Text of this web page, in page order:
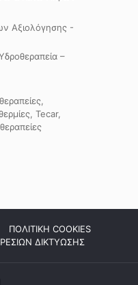
Αξιολόγησης -
–
Tecar,
ΠΟΛΙΤΙΚΗ COOKIES
ΔΙΚΤΥΩΣΗΣ